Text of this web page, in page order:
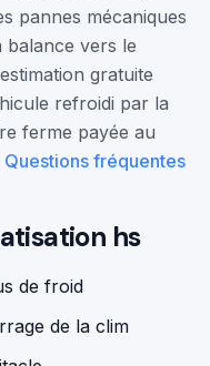
pannes mécaniques
balance vers le
gratuite
refroidi par la
ferme payée au
Questions fréquentes
hs
de froid
de la clim